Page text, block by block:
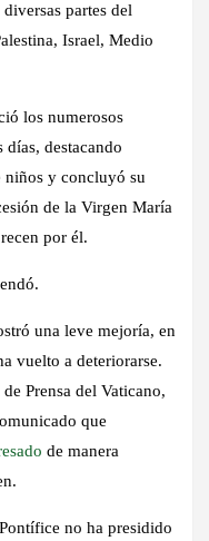
partes del
Israel, Medio
los numerosos
días, destacando
niños y concluyó su
de la Virgen María
por él.
una leve mejoría, en
vuelto a deteriorarse.
Prensa del Vaticano,
que
de manera
no ha presidido